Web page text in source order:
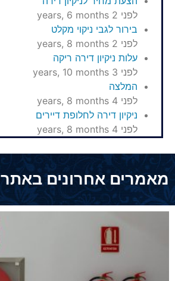
לפני 2 years, 6 months
בירור לגבי ניקוי מקלט
לפני 2 years, 8 months
עלות ניקיון דירה ריקה
לפני 3 years, 10 months
המלצה
לפני 4 years, 8 months
ניקיון דירה לחלופת דיירים
לפני 4 years, 8 months
מאמרים אחרונים באתר